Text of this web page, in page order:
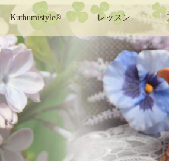
Kuthumistyle® レッスン